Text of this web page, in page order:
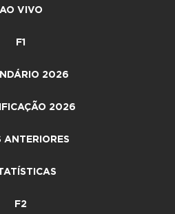
AO VIVO
F1
2026
2026
ANTERIORES
F2